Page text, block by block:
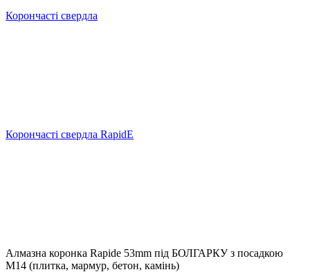
Корончасті свердла
Корончасті свердла RapidE
Алмазна коронка Rapide 53mm під БОЛГАРКУ з посадкою
M14 (плитка, мармур, бетон, камінь)